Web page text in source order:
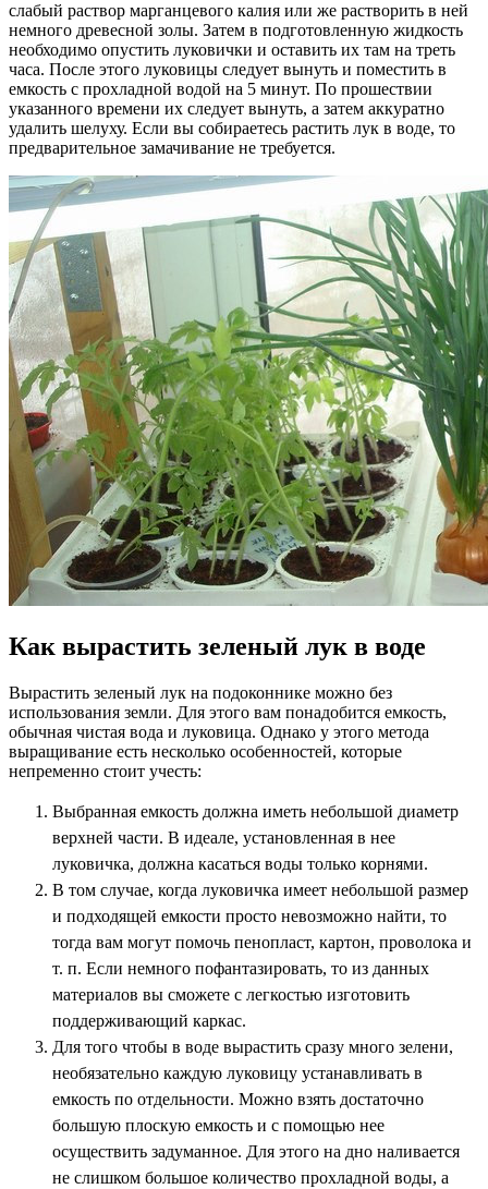
слабый раствор марганцевого калия или же растворить в ней
немного древесной золы. Затем в подготовленную жидкость
необходимо опустить луковички и оставить их там на треть
часа. После этого луковицы следует вынуть и поместить в
емкость с прохладной водой на 5 минут. По прошествии
указанного времени их следует вынуть, а затем аккуратно
удалить шелуху. Если вы собираетесь растить лук в воде, то
предварительное замачивание не требуется.
Как вырастить зеленый лук в воде
Вырастить зеленый лук на подоконнике можно без
использования земли. Для этого вам понадобится емкость,
обычная чистая вода и луковица. Однако у этого метода
выращивание есть несколько особенностей, которые
непременно стоит учесть:
Выбранная емкость должна иметь небольшой диаметр
верхней части. В идеале, установленная в нее
луковичка, должна касаться воды только корнями.
В том случае, когда луковичка имеет небольшой размер
и подходящей емкости просто невозможно найти, то
тогда вам могут помочь пенопласт, картон, проволока и
т. п. Если немного пофантазировать, то из данных
материалов вы сможете с легкостью изготовить
поддерживающий каркас.
Для того чтобы в воде вырастить сразу много зелени,
необязательно каждую луковицу устанавливать в
емкость по отдельности. Можно взять достаточно
большую плоскую емкость и с помощью нее
осуществить задуманное. Для этого на дно наливается
не слишком большое количество прохладной воды, а